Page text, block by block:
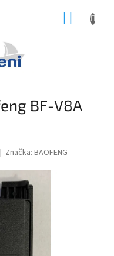
BF-V8A
Značka: BAOFENG